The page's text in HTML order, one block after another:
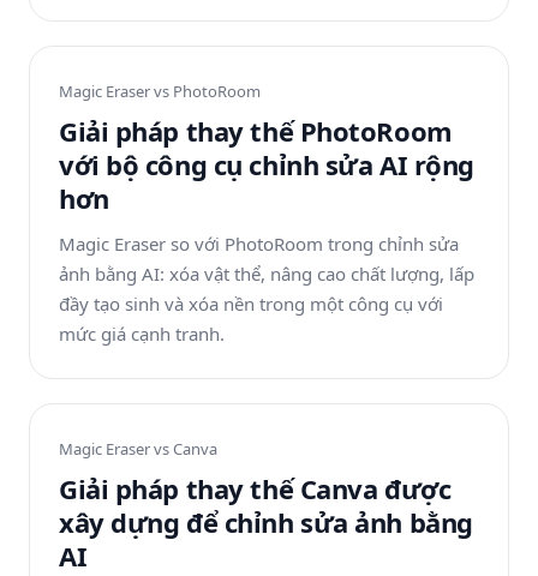
Magic Eraser vs PhotoRoom
Giải pháp thay thế PhotoRoom
với bộ công cụ chỉnh sửa AI rộng
hơn
Magic Eraser so với PhotoRoom trong chỉnh sửa
ảnh bằng AI: xóa vật thể, nâng cao chất lượng, lấp
đầy tạo sinh và xóa nền trong một công cụ với
mức giá cạnh tranh.
Magic Eraser vsCanva
Giải pháp thay thế Canva được
xây dựng để chỉnh sửa ảnh bằng
AI